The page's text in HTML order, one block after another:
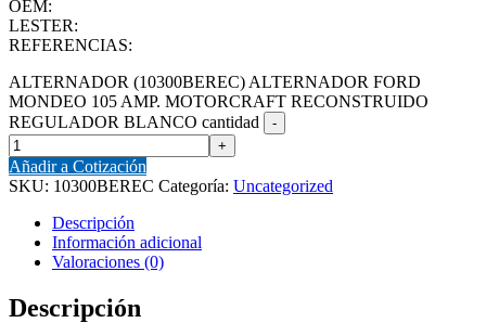
OEM:
LESTER:
REFERENCIAS:
ALTERNADOR (10300BEREC) ALTERNADOR FORD
MONDEO 105 AMP. MOTORCRAFT RECONSTRUIDO
REGULADOR BLANCO cantidad
Añadir a Cotización
SKU: 10300BEREC Categoría: Uncategorized
Descripción
Información adicional
Valoraciones (0)
Descripción